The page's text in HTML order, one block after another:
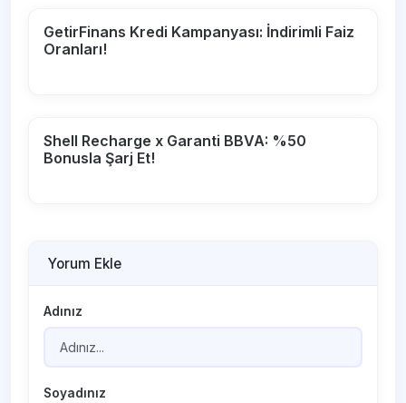
GetirFinans Kredi Kampanyası: İndirimli Faiz
Oranları!
Shell Recharge x Garanti BBVA: %50
Bonusla Şarj Et!
Yorum Ekle
Adınız
Soyadınız